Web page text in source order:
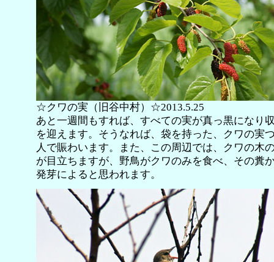
☆クワの実（旧谷中村）☆2013.5.25
あと一週間もすれば、すべての実が真っ黒になり
を迎えます。そうなれば、袋を持った、クワの実
人で賑わいます。また、この周辺では、クワの木
が目立ちますが、野鳥がクワのみを食べ、その糞
発芽によると思われます。